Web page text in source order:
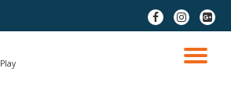
fa-
facebook
fa-
instagram
fa-
plus-